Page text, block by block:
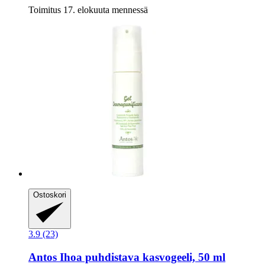
Toimitus 17. elokuuta mennessä
Ostoskori
3.9 (23)
Antos Ihoa puhdistava kasvogeeli, 50 ml